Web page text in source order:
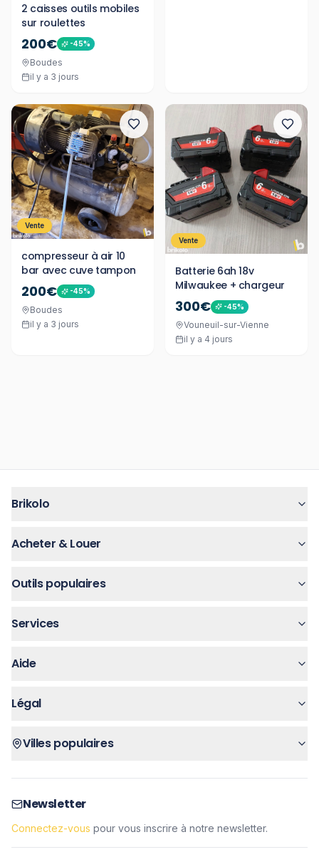
2 caisses outils mobiles
sur roulettes
200€ -45%
Boudes
il y a 3 jours
Vente
compresseur à air 10
bar avec cuve tampon
200€ -45%
Boudes
il y a 3 jours
Vente
Batterie 6ah 18v
Milwaukee + chargeur
300€ -45%
Vouneuil-sur-Vienne
il y a 4 jours
Brikolo
Acheter & Louer
Outils populaires
Services
Aide
Légal
Villes populaires
Newsletter
Connectez-vous pour vous inscrire à notre newsletter.